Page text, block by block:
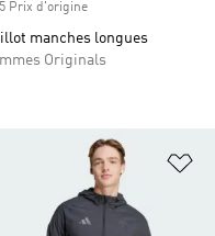
Prix d'origine
manches longues
Originals
à la Liste de produits